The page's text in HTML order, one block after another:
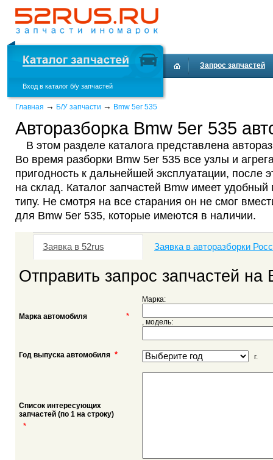
Вход в каталог б/у запчастей
Запрос запчастей
Главная → Б/У запчасти → Bmw 5er 535
Авторазборка Bmw 5er 535
В этом разделе каталога представлена
Во время разборки Bmw 5er 535 все узлы и
пригодность к дальнейшей эксплуатации, после
на склад. Каталог запчастей Bmw имеет удобный
типу. Не смотря на все старания он не смог
для Bmw 5er 535, которые имеются в наличии.
Заявка в 52rus Заявка в авторазборки
Отправить запрос запчастей на
Марка автомобиля *
Марка:
, модель:
Год выпуска автомобиля * г.
Список интересующих
запчастей (по 1 на строку)
*